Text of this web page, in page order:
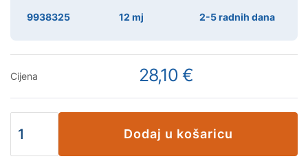
9938325 12 mj 2-5 radnih dana
Cijena 28,10 €
Dodaj u košaricu